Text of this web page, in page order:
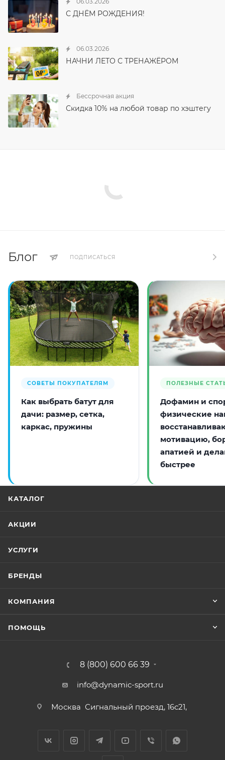
С ДНЁМ РОЖДЕНИЯ!
06.03.2026
НАЧНИ ЛЕТО С ТРЕНАЖЁРОМ
Бессрочная акция
Скидка 10% на любой товар по хэштегу
Блог ПОДПИСАТЬСЯ
СОВЕТЫ ПОКУПАТЕЛЯМ
Как выбрать батут для
дачи: размер, сетка,
каркас, пружины
ПОЛЕЗНЫЕ
Дофамин и
физические
мотивацию,
апатией и
быстрее
КАТАЛОГ
АКЦИИ
УСЛУГИ
БРЕНДЫ
КОМПАНИЯ
ПОМОЩЬ
8 (800) 600 66 39
info@dynamic-sport.ru
Москва Сигнальный проезд, 16с21,